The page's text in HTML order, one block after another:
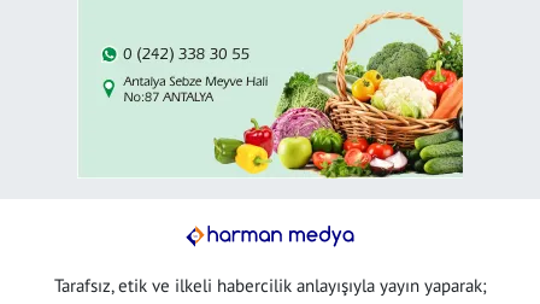
Tarafsız, etik ve ilkeli habercilik anlayışıyla yayın yaparak;